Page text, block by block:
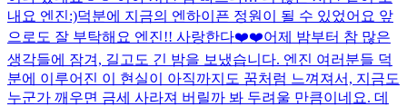
내요 엔진:)덕분에 지금의 엔하이픈 정원이 될 수 있었어요 앞
으로도 잘 부탁해요 엔진!! 사랑한다❤️❤️어제 밤부터 참 많은
생각들에 잠겨, 길고도 긴 밤을 보냈습니다. 엔진 여러분들 덕
분에 이루어진 이 현실이 아직까지도 꿈처럼 느껴져서, 지금도
누군가 깨우면 금세 사라져 버릴까 봐 두려울 만큼이네요. 데